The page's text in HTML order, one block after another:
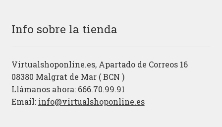
Info sobre la tienda
Virtualshoponline.es, Apartado de Correos 16
08380 Malgrat de Mar ( BCN )
Llámanos ahora: 666.70.99.91
Email: info@virtualshoponline.es